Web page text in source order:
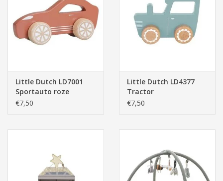
Little Dutch LD7001
Sportauto roze
€7,50
Little Dutch LD4377
Tractor
€7,50